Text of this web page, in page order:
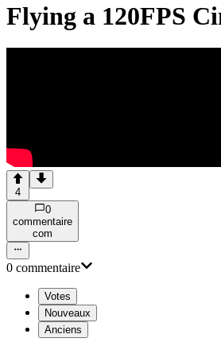
Flying a 120FPS
4
0
commentaire
com
0 commentaire
Votes
Nouveaux
Anciens